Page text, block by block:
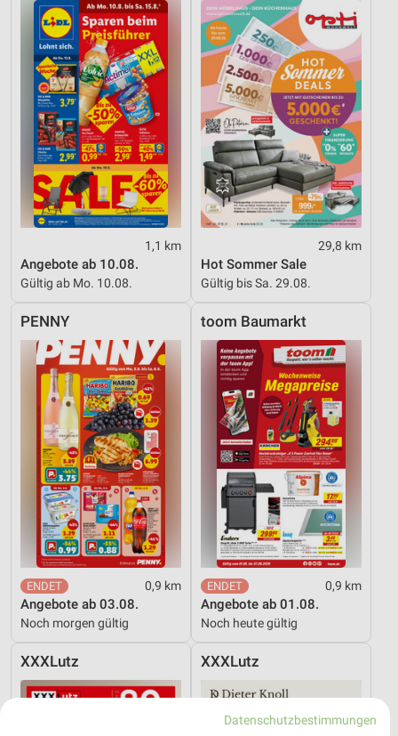
1,1 km
Angebote ab 10.08.
Gültig ab Mo. 10.08.
29,8 km
Hot Sommer Sale
Gültig bis Sa. 29.08.
PENNY
0,9 km
Angebote ab 03.08.
Noch morgen gültig
toom Baumarkt
0,9 km
Angebote ab 01.08.
Noch heute gültig
XXXLutz XXXLutz
Datenschutzbestimmungen